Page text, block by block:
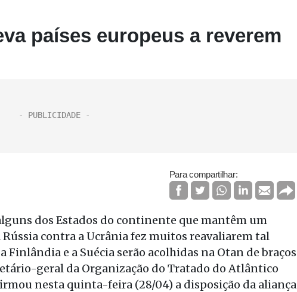
países europeus a reverem
Para compartilhar:
dos Estados do continente que mantêm um
contra a Ucrânia fez muitos reavaliarem tal
Finlândia e a Suécia serão acolhidas na Otan de braços
geral da Organização do Tratado do Atlântico
nesta quinta-feira (28/04) a disposição da aliança